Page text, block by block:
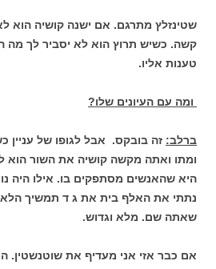
שטינזלץ מתרגם. אם ישנה קושיה הוא
קשה. כשיש תרוץ הוא לא יסביר לך מה
טענות אליו.
ומה עם העיונים שלו?
ברלב: זה בובקס. אבל לגופו של
ומתו ואתה מקשה קושיה את השור הוא
היא שהאנשים מסתפקים בו. אילו היה
נתתי את האלף בית את ג ד תמשיך
שאתה שם. מלא וגדוש.
אם כבר אזי אני מעדיף את שוטנשטין.